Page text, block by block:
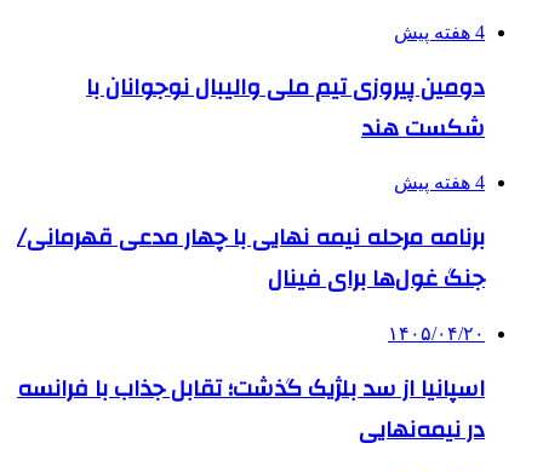
4 هفته پیش
دومین پیروزی تیم ملی والیبال نوجوانان با
شکست هند
4 هفته پیش
برنامه مرحله نیمه نهایی با چهار مدعی قهرمانی/
جنگ غول‌ها برای فینال
۱۴۰۵/۰۴/۲۰
اسپانیا از سد بلژیک گذشت؛ تقابل جذاب با فرانسه
در نیمه‌نهایی